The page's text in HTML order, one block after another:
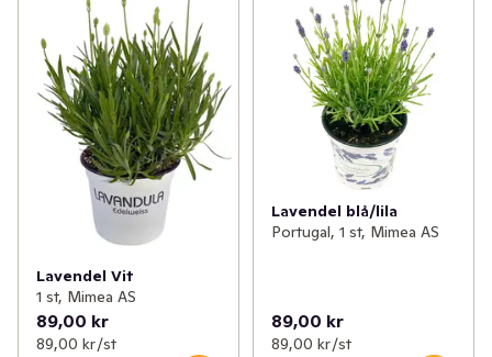
Lavendel Vit
1 st, Mimea AS
89,00 kr
89,00 kr /st
Lavendel blå/lila
Portugal, 1 st, Mimea AS
89,00 kr
89,00 kr /st